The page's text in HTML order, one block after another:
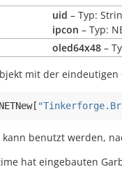
uid – Typ:
ipcon – Typ:
oled64x48 –
mit der eindeutigen
NETNew[
kann benutzt werden,
hat eingebauten